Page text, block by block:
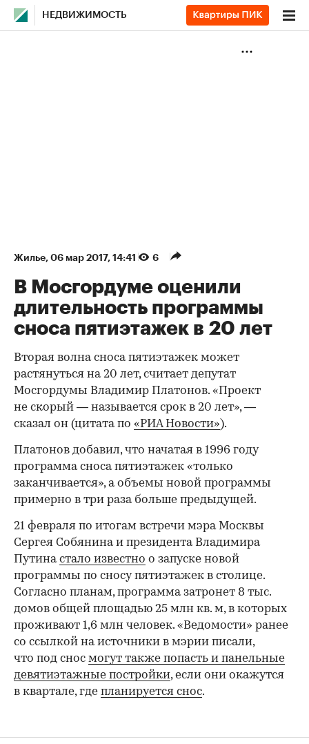
НЕДВИЖИМОСТЬ
Жилье⁠, 06 мар 2017, 14:41 6
В Мосгордуме оценили
длительность программы
сноса пятиэтажек в 20 лет
Вторая волна сноса пятиэтажек может
растянуться на 20 лет, считает депутат
Мосгордумы Владимир Платонов. «Проект
не скорый — называется срок в 20 лет», —
сказал он (цитата по «РИА Новости»).
Платонов добавил, что начатая в 1996 году
программа сноса пятиэтажек «только
заканчивается», а объемы новой программы
примерно в три раза больше предыдущей.
21 февраля по итогам встречи мэра Москвы
Сергея Собянина и президента Владимира
Путинастало известно о запуске новой
программы по сносу пятиэтажек в столице.
Согласно планам, программа затронет 8 тыс.
домов общей площадью 25 млн кв. м, в которых
проживают 1,6 млн человек. «Ведомости» ранее
со ссылкой на источники в мэрии писали,
что под снос могут также попасть и панельные
девятиэтажные постройки, если они окажутся
в квартале, где планируется снос.